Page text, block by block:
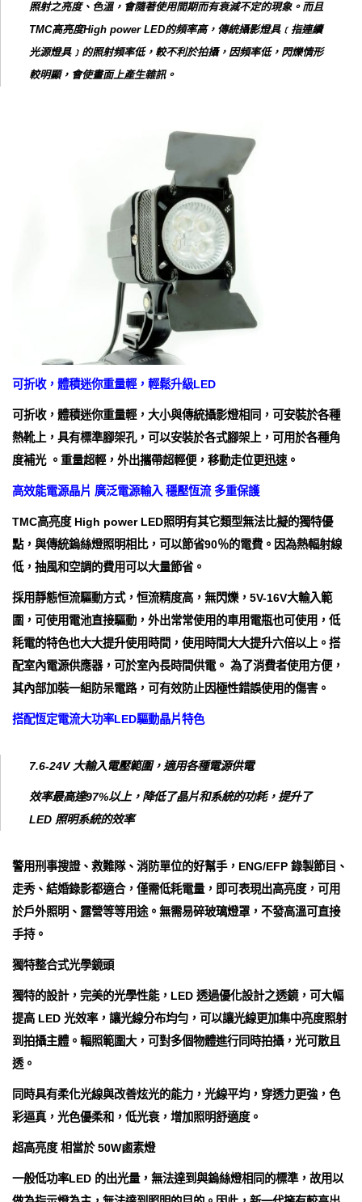
照射之亮度、色溫，會隨著使用間期而有衰減不定的現象。而且
TMC高亮度High power LED的頻率高，傳統攝影燈具﹝指連續
光源燈具﹞的照射頻率低，較不利於拍攝，因頻率低，閃爍情形
較明顯，會使畫面上產生雜訊。
可折收，體積迷你重量輕，輕鬆升級LED
可折收，體積迷你重量輕，大小與傳統攝影燈相同，可安裝於各種
熱靴上，具有標準腳架孔，可以安裝於各式腳架上，可用於各種角
度補光 。重量超輕，外出攜帶超輕便，移動走位更迅速。
高效能電源晶片 廣泛電源輸入 穩壓恆流 多重保護
TMC高亮度 High power LED照明有其它類型無法比擬的獨特優
點，與傳統鎢絲燈照明相比，可以節省90％的電費。因為熱輻射線
低，抽風和空調的費用可以大量節省。
採用靜態恒流驅動方式，恒流精度高，無閃爍，5V-16V大輸入範
圍，可使用電池直接驅動，外出常常使用的車用電瓶也可使用，低
耗電的特色也大大提升使用時間，使用時間大大提升六倍以上。搭
配室內電源供應器，可於室內長時間供電。 為了消費者使用方便，
其內部加裝一組防呆電路，可有效防止因極性錯誤使用的傷害。
搭配恆定電流大功率LED驅動晶片特色
7.6-24V 大輸入電壓範圍，適用各種電源供電
效率最高達97%以上，降低了晶片和系統的功耗，提升了
LED 照明系統的效率
警用刑事搜證、救難隊、消防單位的好幫手，ENG/EFP 錄製節目、
走秀、結婚錄影都適合，僅需低耗電量，即可表現出高亮度，可用
於戶外照明、露營等等用途。無需易碎玻璃燈罩，不發高溫可直接
手持。
獨特整合式光學鏡頭
獨特的設計，完美的光學性能，LED 透過優化設計之透鏡，可大幅
提高 LED 光效率，讓光線分布均勻，可以讓光線更加集中亮度照射
到拍攝主體。輻照範圍大，可對多個物體進行同時拍攝，光可散且
透。
同時具有柔化光線與改善炫光的能力，光線平均，穿透力更強，色
彩逼真，光色優柔和，低光衰，增加照明舒適度。
超高亮度 相當於 50W鹵素燈
一般低功率LED 的出光量，無法達到與鎢絲燈相同的標準，故用以